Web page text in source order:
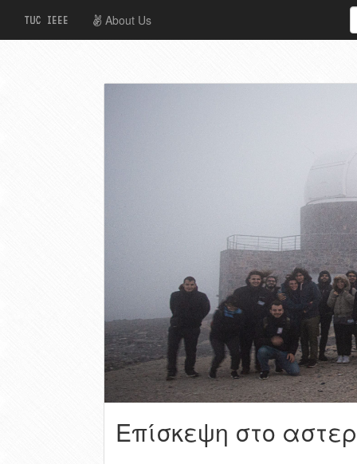
TUC IEEE About Us
Επίσκεψη στο